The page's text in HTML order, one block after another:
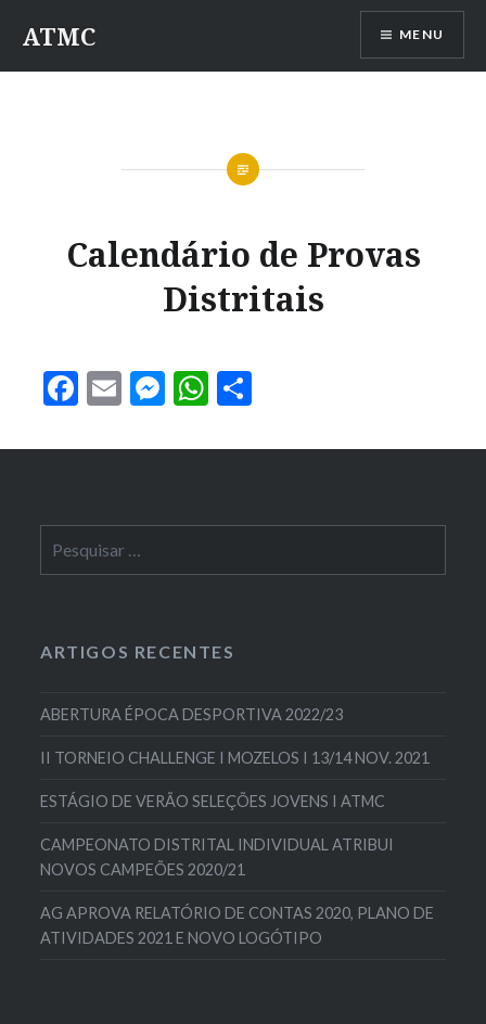
ATMC MENU
Calendário de Provas
Distritais
Facebook
EmailMessenger
WhatsApp
Partilhar
ARTIGOS RECENTES
ABERTURA ÉPOCA DESPORTIVA 2022/23
II TORNEIO CHALLENGE I MOZELOS I 13/14 NOV. 2021
ESTÁGIO DE VERÃO SELEÇÕES JOVENS I ATMC
CAMPEONATO DISTRITAL INDIVIDUAL ATRIBUI
NOVOS CAMPEÕES 2020/21
AG APROVA RELATÓRIO DE CONTAS 2020, PLANO DE
ATIVIDADES 2021 E NOVO LOGÓTIPO